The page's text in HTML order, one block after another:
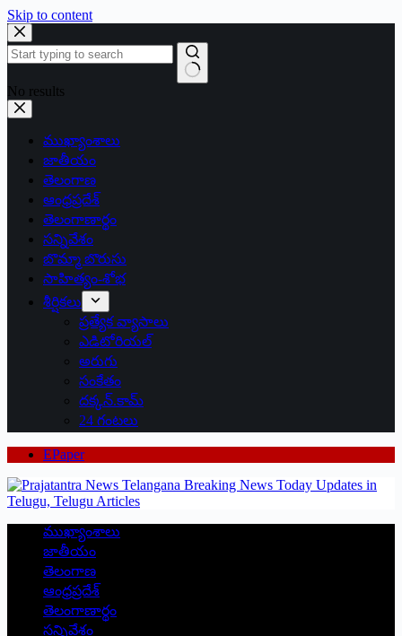
Skip to content
No results
ముఖ్యాంశాలు
జాతీయం
తెలంగాణ
ఆంధ్రప్రదేశ్
తెలంగాణార్థం
సన్నివేశం
బొమ్మా బొరుసు
సాహిత్యం-శోభ
శీర్షికలు
ప్రత్యేక వ్యాసాలు
ఎడిటోరియల్
అరుగు
సంకేతం
దక్కన్.కామ్
24 గంటలు
EPaper
ముఖ్యాంశాలు
జాతీయం
తెలంగాణ
ఆంధ్రప్రదేశ్
తెలంగాణార్థం
సన్నివేశం